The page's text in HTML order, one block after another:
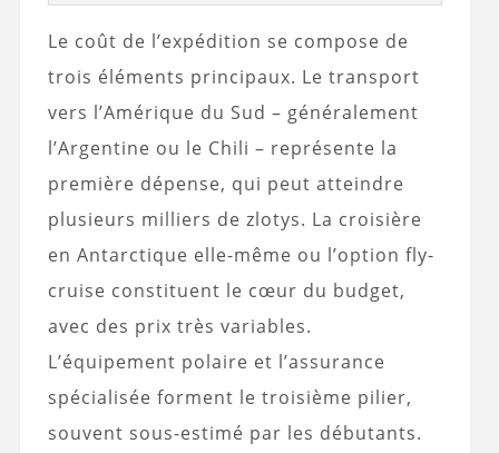
Le coût de l’expédition se compose de
trois éléments principaux. Le transport
vers l’Amérique du Sud – généralement
l’Argentine ou le Chili – représente la
première dépense, qui peut atteindre
plusieurs milliers de zlotys. La croisière
en Antarctique elle-même ou l’option fly-
cruise constituent le cœur du budget,
avec des prix très variables.
L’équipement polaire et l’assurance
spécialisée forment le troisième pilier,
souvent sous-estimé par les débutants.